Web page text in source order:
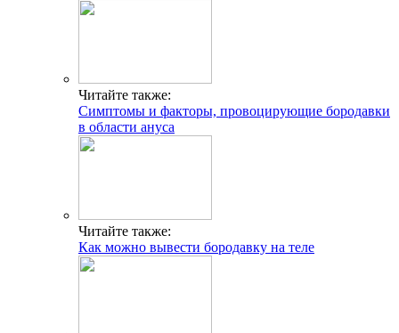
Читайте также:
Симптомы и факторы, провоцирующие бородавки
в области ануса
Читайте также:
Как можно вывести бородавку на теле